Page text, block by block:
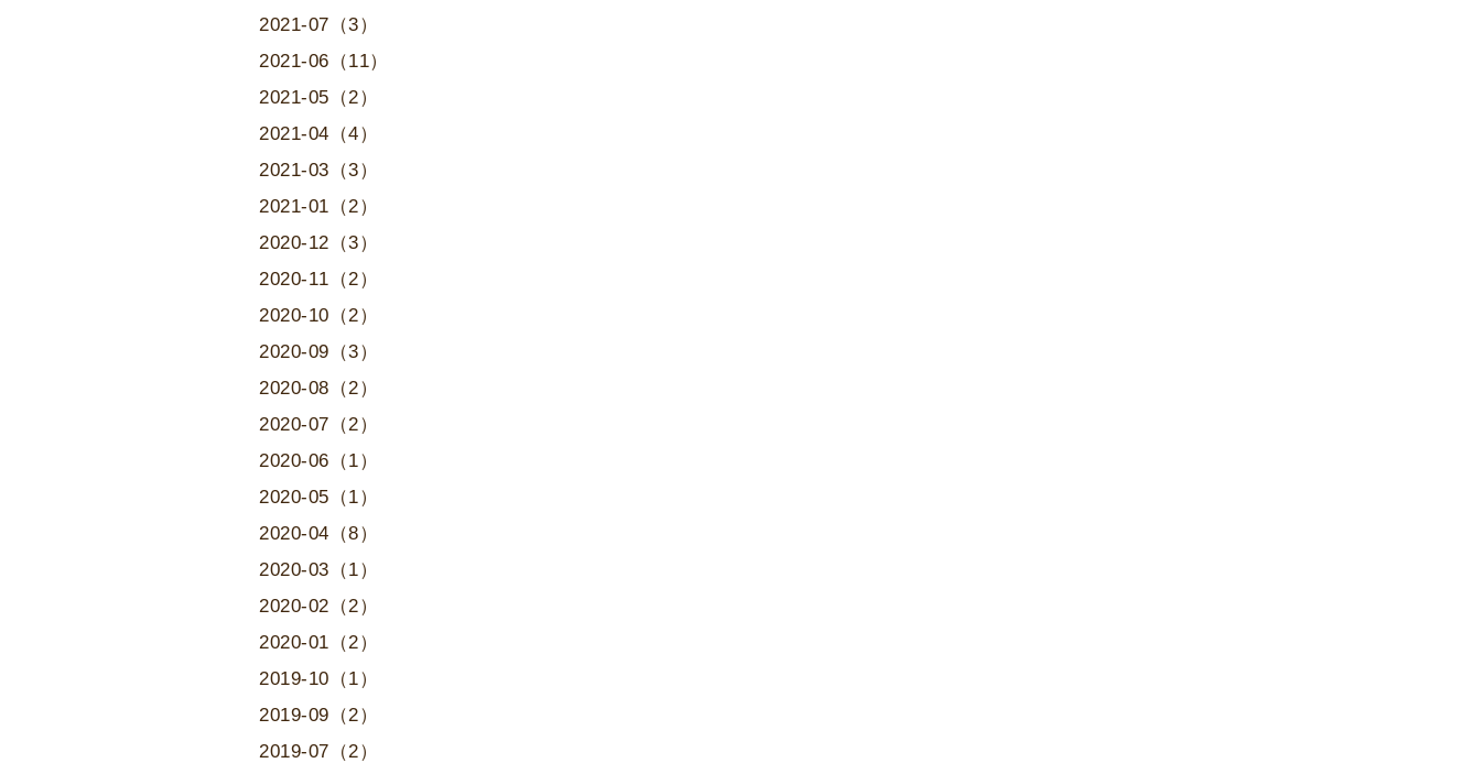
2021-07（3）
2021-06（11）
2021-05（2）
2021-04（4）
2021-03（3）
2021-01（2）
2020-12（3）
2020-11（2）
2020-10（2）
2020-09（3）
2020-08（2）
2020-07（2）
2020-06（1）
2020-05（1）
2020-04（8）
2020-03（1）
2020-02（2）
2020-01（2）
2019-10（1）
2019-09（2）
2019-07（2）